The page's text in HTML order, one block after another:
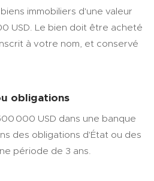
immobiliers d'une valeur
USD. Le bien doit être acheté
à votre nom, et conservé
obligations
000 USD dans une banque
des obligations d'État ou des
période de 3 ans.